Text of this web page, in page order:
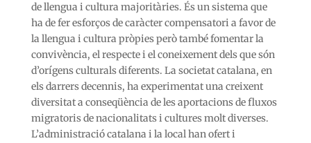
de llengua i cultura majoritàries. És un sistema que
ha de fer esforços de caràcter compensatori a favor de
la llengua i cultura pròpies però també fomentar la
convivència, el respecte i el coneixement dels que són
d’orígens culturals diferents. La societat catalana, en
els darrers decennis, ha experimentat una creixent
diversitat a conseqüència de les aportacions de fluxos
migratoris de nacionalitats i cultures molt diverses.
L’administració catalana i la local han ofert i